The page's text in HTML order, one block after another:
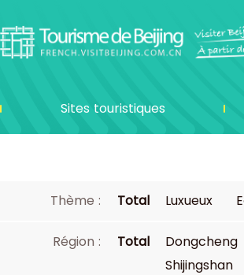
Sites touristiques
Thème : Total Luxueux
Région : Total Dongcheng
Shijingshan